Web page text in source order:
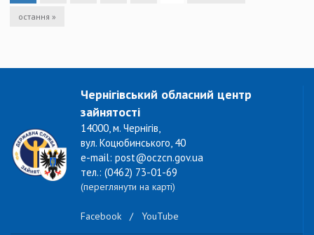
остання »
Чернігівський обласний центр
зайнятості
14000, м. Чернігів,
вул. Коцюбинського, 40
e-mail: post@oczcn.gov.ua
тел.: (0462) 73-01-69
(переглянути на карті)
Facebook / YouTube